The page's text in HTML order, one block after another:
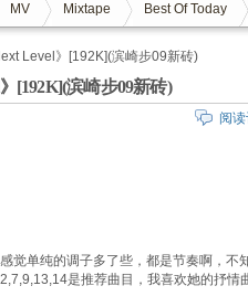
MV Mixtape Best Of Today
Level》[192K](滨崎步09新砖)
[192K](滨崎步09新砖)
阅
觉单纯的调子多了些，都是节奏啊，不
是推荐曲目，我喜欢她的抒情